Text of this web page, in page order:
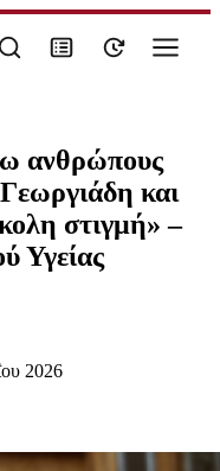
ανθρώπους
και
στιγμή» –
Υγείας
2026